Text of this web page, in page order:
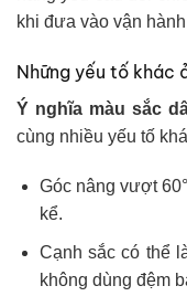
khi đưa vào vận
Những yếu tố khác
Ý nghĩa màu sắc
cùng nhiều yếu tố
Góc nâng vượt
kể.
Cạnh sắc có thể
không dùng đệm